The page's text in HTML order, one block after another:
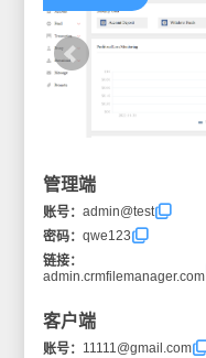
管理端
账号：admin@test
密码：qwe123
链接：
admin.crmfilemanager.com
客户端
账号： 11111@gmail.com